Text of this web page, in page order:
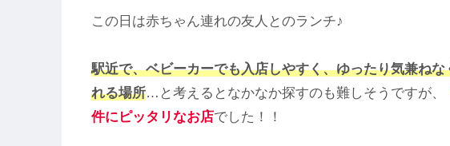
この日は赤ちゃん連れの友人とのランチ♪
駅近で、ベビーカーでも入店しやすく、ゆったり気兼ね
れる場所…と考えるとなかなか探すのも難しそうですが、
件にピッタリなお店でした！！